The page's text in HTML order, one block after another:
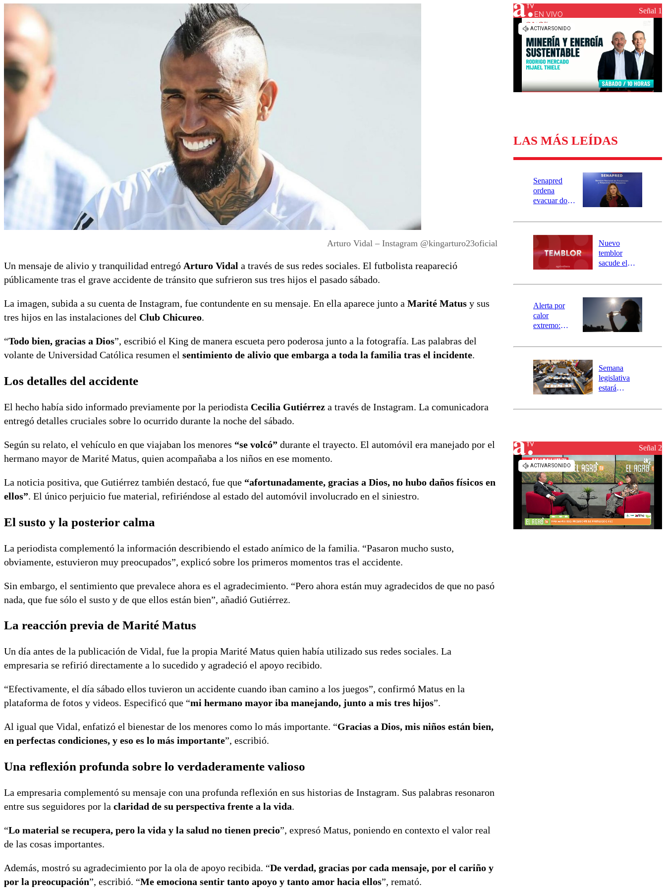
Universidad de Chile
Sustentabilidad
Arturo Vidal – Instagram @kingarturo23oficial
Un mensaje de alivio y tranquilidad entregó Arturo Vidal a través de sus redes sociales. El futbolista reapareció
públicamente tras el grave accidente de tránsito que sufrieron sus tres hijos el pasado sábado.
La imagen, subida a su cuenta de Instagram, fue contundente en su mensaje. En ella aparece junto a Marité Matus y sus
tres hijos en las instalaciones del Club Chicureo.
“Todo bien, gracias a Dios”, escribió el King de manera escueta pero poderosa junto a la fotografía. Las palabras del
volante de Universidad Católica resumen el sentimiento de alivio que embarga a toda la familia tras el incidente.
Los detalles del accidente
El hecho había sido informado previamente por la periodista Cecilia Gutiérrez a través de Instagram. La comunicadora
entregó detalles cruciales sobre lo ocurrido durante la noche del sábado.
Según su relato, el vehículo en que viajaban los menores “se volcó” durante el trayecto. El automóvil era manejado por el
hermano mayor de Marité Matus, quien acompañaba a los niños en ese momento.
La noticia positiva, que Gutiérrez también destacó, fue que “afortunadamente, gracias a Dios, no hubo daños físicos en
ellos”. El único perjuicio fue material, refiriéndose al estado del automóvil involucrado en el siniestro.
El susto y la posterior calma
La periodista complementó la información describiendo el estado anímico de la familia. “Pasaron mucho susto,
obviamente, estuvieron muy preocupados”, explicó sobre los primeros momentos tras el accidente.
Sin embargo, el sentimiento que prevalece ahora es el agradecimiento. “Pero ahora están muy agradecidos de que no pasó
nada, que fue sólo el susto y de que ellos están bien”, añadió Gutiérrez.
La reacción previa de Marité Matus
Un día antes de la publicación de Vidal, fue la propia Marité Matus quien había utilizado sus redes sociales. La
empresaria se refirió directamente a lo sucedido y agradeció el apoyo recibido.
“Efectivamente, el día sábado ellos tuvieron un accidente cuando iban camino a los juegos”, confirmó Matus en la
plataforma de fotos y videos. Especificó que “mi hermano mayor iba manejando, junto a mis tres hijos”.
Al igual que Vidal, enfatizó el bienestar de los menores como lo más importante. “Gracias a Dios, mis niños están bien,
en perfectas condiciones, y eso es lo más importante”, escribió.
Una reflexión profunda sobre lo verdaderamente valioso
La empresaria complementó su mensaje con una profunda reflexión en sus historias de Instagram. Sus palabras resonaron
entre sus seguidores por la claridad de su perspectiva frente a la vida.
“Lo material se recupera, pero la vida y la salud no tienen precio”, expresó Matus, poniendo en contexto el valor real
de las cosas importantes.
Además, mostró su agradecimiento por la ola de apoyo recibida. “De verdad, gracias por cada mensaje, por el cariño y
por la preocupación”, escribió. “Me emociona sentir tanto apoyo y tanto amor hacia ellos”, remató.
EN VIVO Señal 1
LAS MÁS LEÍDAS
Senapred
ordena
evacuar dos
Carahue por
río Damas:
activa
mensajería
SAE
Nuevo
temblor
sacude el
revisa la
epicentro
Alerta por
calor
extremo:
activa Alerta
Preventiva en
tres comunas
Semana
legislativa
estará
el fin de la
reconstrucciónSeñal 2